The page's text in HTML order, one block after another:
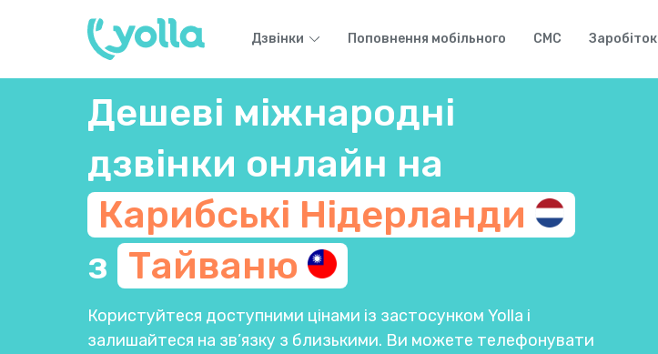
Дзвінки Поповнення мобільного СМС Заробіток
Дешеві міжнародні
дзвінки онлайн на
Карибські Нідерланди
з Тайваню
Користуйтеся доступними цінами із застосунком Yolla і
залишайтеся на зв’язку з близькими. Ви можете телефонувати